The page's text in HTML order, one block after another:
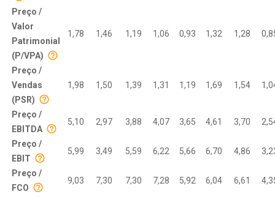
Preço /
Valor
Patrimonial
(P/VPA)
1,78 1,46 1,19 1,06 0,93 1,32 1,28
Preço /
Vendas
(PSR)
1,98 1,50 1,39 1,31 1,19 1,69 1,54
Preço /
EBITDA
5,10 2,97 3,88 4,07 3,65 4,61 3,70
Preço /
EBIT
5,99 3,49 5,59 6,22 5,66 6,70 4,86
Preço /
FCO
9,03 7,30 7,30 7,28 5,92 6,04 6,61